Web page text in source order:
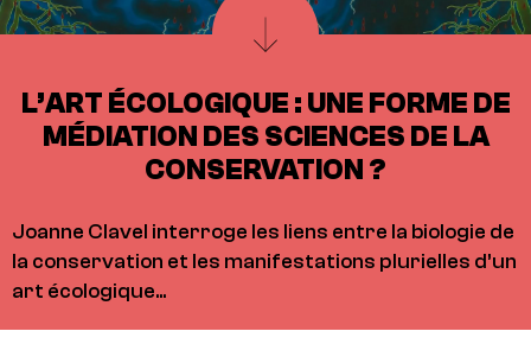
L’ART ÉCOLOGIQUE : UNE FORME DE
MÉDIATION DES SCIENCES DE LA
CONSERVATION ?
Joanne Clavel interroge les liens entre la biologie de
la conservation et les manifestations plurielles d’un
art écologique...